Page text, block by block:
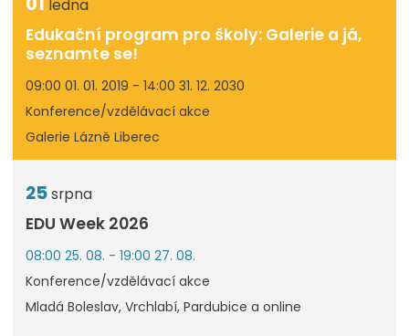
ledna
Edukační program pro školy: Galerie a já,
seznamte se!
09:00 01. 01. 2019 - 14:00 31. 12. 2030
Konference/vzdělávací akce
Galerie Lázně Liberec
25srpna
EDU Week 2026
08:00 25. 08. - 19:00 27. 08.
Konference/vzdělávací akce
Mladá Boleslav, Vrchlabí, Pardubice a online